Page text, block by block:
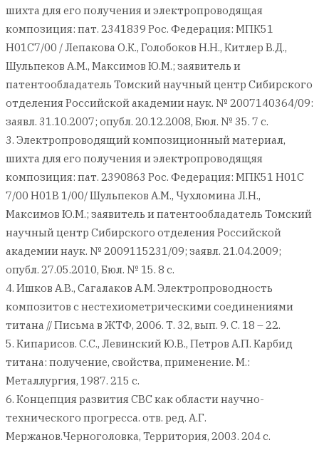
шихта для его получения и электропроводящая
композиция: пат. 2341839 Рос. Федерация: МПК51
H01C7/00 / Лепакова О.К., Голобоков Н.Н., Китлер В.Д.,
Шульпеков А.М., Максимов Ю.М.; заявитель и
патентообладатель Томский научный центр Сибирского
отделения Российской академии наук. № 2007140364/09:
заявл. 31.10.2007; опубл. 20.12.2008, Бюл. № 35. 7 с.
3. Электропроводящий композиционный материал,
шихта для его получения и электропроводящяя
композиция: пат. 2390863 Рос. Федерация: МПК51 H01C
7/00 H01B 1/00/ Шульпеков А.М., Чухломина Л.Н.,
Максимов Ю.М.; заявитель и патентообладатель Томский
научный центр Сибирского отделения Российской
академии наук. № 2009115231/09; заявл. 21.04.2009;
опубл. 27.05.2010, Бюл. № 15. 8 с.
4. Ишков А.В., Сагалаков А.М. Электропроводность
композитов с нестехиометрическими соединениями
титана // Письма в ЖТФ, 2006. Т. 32, вып. 9. С. 18 – 22.
5. Кипарисов. С.С., Левинский Ю.В., Петров А.П. Карбид
титана: получение, свойства, применение. М.:
Металлургия, 1987. 215 с.
6. Концепция развития СВС как области научно-
технического прогресса. отв. ред. А.Г.
Мержанов.Черноголовка, Территория, 2003. 204 с.